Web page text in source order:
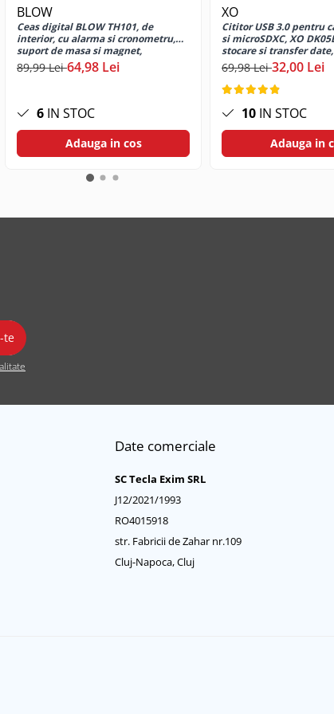
BLOW
Ceas digital BLOW TH101, de
interior, cu alarma si cronometru,
suport de masa si magnet,
83x73x22mm, alb
89,99 Lei64,98 Lei
6 IN STOC
Adauga in cos
XO
Cititor USB 3.0 pentru
si microSDXC, XO
stocare si transfer
negru
69,98 Lei32,00 Lei
10 IN STOC
Adauga in
Date comerciale
SC Tecla Exim SRL
J12/2021/1993
RO4015918
str. Fabricii de Zahar nr.109
Cluj-Napoca, Cluj